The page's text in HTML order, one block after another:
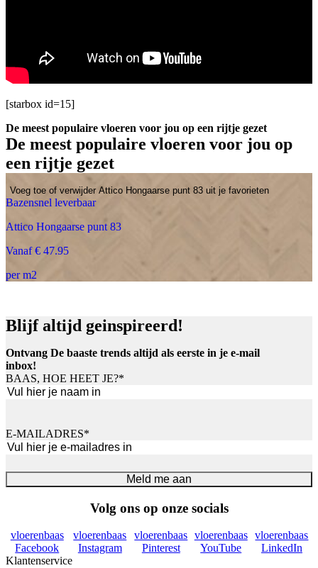
[starbox id=15]
De meest populaire vloeren voor jou op een rijtje gezet
De meest populaire vloeren voor jou op
een rijtje gezet
Voeg toe of verwijder Attico Hongaarse punt 83 uit je favorieten
Bazensnel leverbaar
Attico Hongaarse punt 83
Vanaf € 47.95
per m2
Blijf altijd geinspireerd!
Ontvang De baaste trends altijd als eerste in je e-mail
inbox!
BAAS, HOE HEET JE?*
E-MAILADRES*
Meld me aan
Volg ons op onze socials
vloerenbaas
Facebook
vloerenbaas
Instagram
vloerenbaas
Pinterest
vloerenbaas
YouTube
vloerenbaas
LinkedIn
Klantenservice